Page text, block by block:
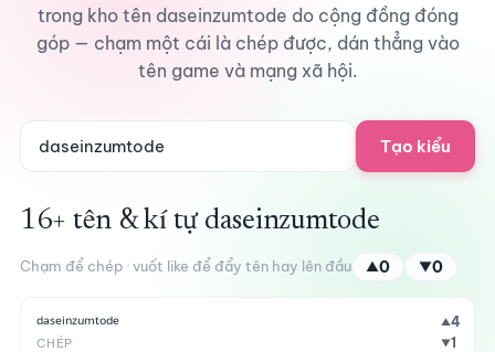
trong kho tên daseinzumtode do cộng đồng đóng
góp — chạm một cái là chép được, dán thẳng vào
tên game và mạng xã hội.
Tạo kiểu
16+ tên & kí tự daseinzumtode
Chạm để chép · vuốt like để đẩy tên hay lên đầu ▲0 ▼0
ᵈᵃˢᵉⁱⁿᶻᵘᵐᵗᵒᵈᵉ
CHÉP
▲4
▼1